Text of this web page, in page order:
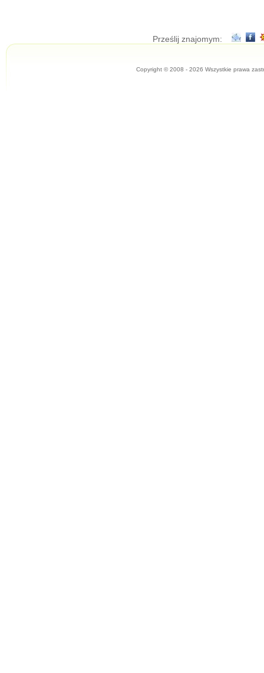
Prześlij znajomym:
Copyright © 2008 - 2026 Wszystkie prawa